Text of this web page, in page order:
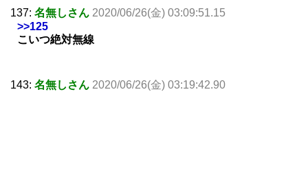
137: 名無しさん 2020/06/26(金) 03:09:51.15
>>125
こいつ絶対無線
143: 名無しさん 2020/06/26(金) 03:19:42.90